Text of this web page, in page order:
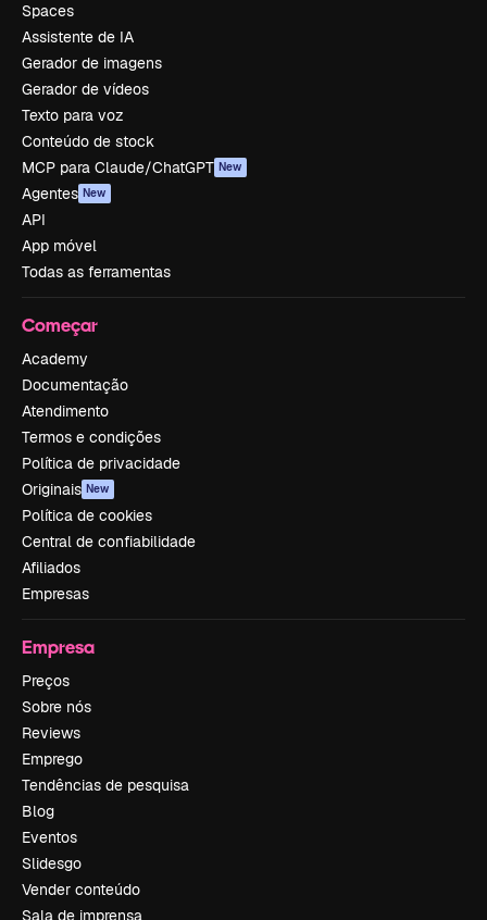
Spaces
Assistente de IA
Gerador de imagens
Gerador de vídeos
Texto para voz
Conteúdo de stock
MCP para Claude/ChatGPT New
Agentes New
API
App móvel
Todas as ferramentas
Começar
Academy
Documentação
Atendimento
Termos e condições
Política de privacidade
Originais New
Política de cookies
Central de confiabilidade
Afiliados
Empresas
Empresa
Preços
Sobre nós
Reviews
Emprego
Tendências de pesquisa
Blog
Eventos
Slidesgo
Vender conteúdo
Sala de imprensa